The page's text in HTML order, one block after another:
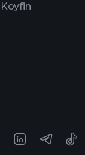
Koyfin